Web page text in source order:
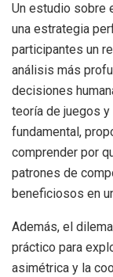
Un estudio sobre
una estrategia
participantes un
análisis más
decisiones
teoría de juegos y
fundamental,
comprender por
patrones de
beneficiosos en
Además, el
práctico para
asimétrica y la